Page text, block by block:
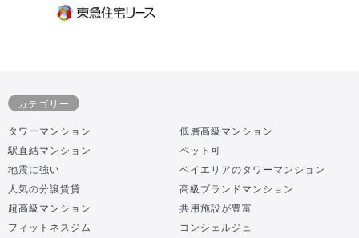
カテゴリー
タワーマンション
低層高級マンション
駅直結マンション
ペット可
地震に強い
ベイエリアのタワーマンション
人気の分譲賃貸
高級ブランドマンション
超高級マンション
共用施設が豊富
フィットネスジム
コンシェルジュ